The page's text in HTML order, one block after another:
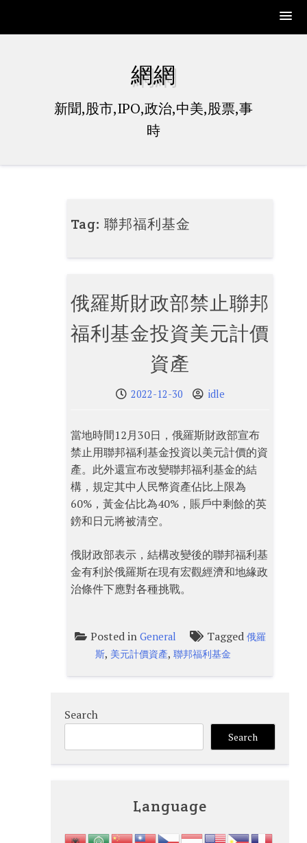
網網
新聞,股市,IPO,政治,中美,股票,事
時
Tag:聯邦福利基金
俄羅斯財政部禁止聯邦
福利基金投資美元計價
資產
2022-12-30 idle
當地時間12月30日，俄羅斯財政部宣布
禁止用聯邦福利基金投資以美元計價的資
產。此外還宣布改變聯邦福利基金的結
構，規定其中人民幣資產佔比上限為
60%，黃金佔比為40%，賬戶中剩餘的英
鎊和日元將被清空。
俄財政部表示，結構改變後的聯邦福利基
金有利於俄羅斯在現有宏觀經濟和地緣政
治條件下應對各種挑戰。
Posted in General Tagged 俄羅
斯, 美元計價資產,聯邦福利基金
Search
Search
Language